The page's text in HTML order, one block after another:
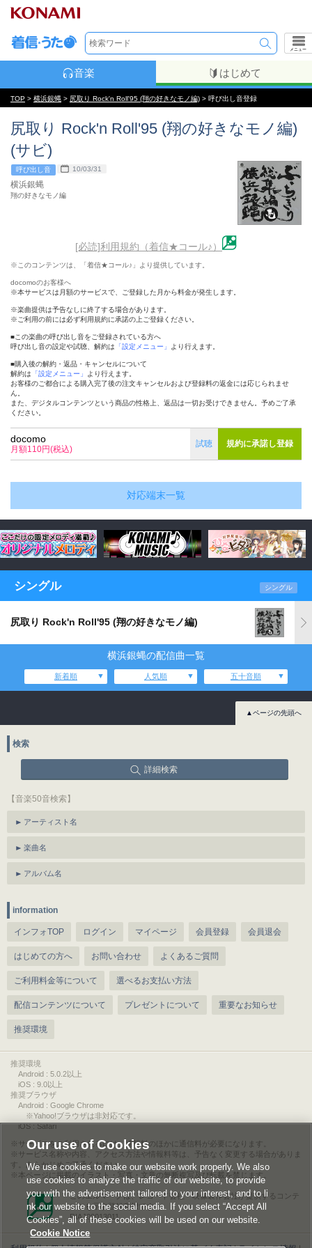
メニュー
音楽 はじめて
TOP > 横浜銀蝿 > 尻取り Rock'n Roll'95 (翔の好きなモノ編) > 呼び出し音登録
尻取り Rock'n Roll'95 (翔の好きなモノ編)
(サビ)
呼び出し音 10/03/31
横浜銀蝿
翔の好きなモノ編
[必読]利用規約（着信★コール♪）
※このコンテンツは、「着信★コール♪」より提供しています。
docomoのお客様へ
※本サービスは月額のサービスで、ご登録した月から料金が発生します。
※楽曲提供は予告なしに終了する場合があります。
※ご利用の前には必ず利用規約に承諾の上ご登録ください。
■この楽曲の呼び出し音をご登録されている方へ
呼び出し音の設定や試聴、解約は 「設定メニュー」 より行えます。
■購入後の解約・返品・キャンセルについて
解約は 「設定メニュー」
より行えます。
お客様のご都合による購入完了後の注文キャンセルおよび登録料の返金には応じられませ
ん。
また、デジタルコンテンツという商品の性格上、返品は一切お受けできません。予めご了承
ください。
docomo
月額110円(税込)
試聴 規約に承諾し登録
対応端末一覧
シングル シングル
尻取り Rock'n Roll'95 (翔の好きなモノ編)
横浜銀蝿の配信曲一覧
新着順 人気順 五十音順
▲ページの先頭へ
検索
詳細検索
【音楽50音検索】
アーティスト名
楽曲名
アルバム名
information
インフォTOP ログイン マイページ 会員登録 会員退会
はじめての方へ お問い合わせ よくあるご質問
ご利用料金等について 選べるお支払い方法
配信コンテンツについて プレゼントについて 重要なお知らせ
推奨環境
推奨環境
Android : 5.0.2以上
iOS : 9.0以上
推奨ブラウザ
Android : Google Chrome
※Yahoo!ブラウザは非対応です。
iOS : Safari
サービスをご利用されるには、情報料のほかに通信料が必要になります。
サービス名称や内容、アクセス方法や情報料等は、予告なく変更する場合がありま
す。あらかじめご了承ください。
本ページに掲載のイラスト・写真・文章の無断複写及び転載を禁じます。
このエルマークは、レコード会社・映像製作会社が提供するコンテ
ンツを示す登録商標です。
RIAJ00013011
Our use of Cookies
We use cookies to make our website work properly. We also
use cookies to analyze the traffic of our website, to provide
you with the advertisement tailored to your interest, and to li
nk our website to the social media. If you select “Accept All
Cookies”, all of these cookies will be used on our website.
Cookie Notice